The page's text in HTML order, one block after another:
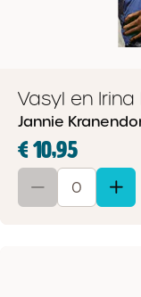
Vasyl en
Jannie
€ 10,95